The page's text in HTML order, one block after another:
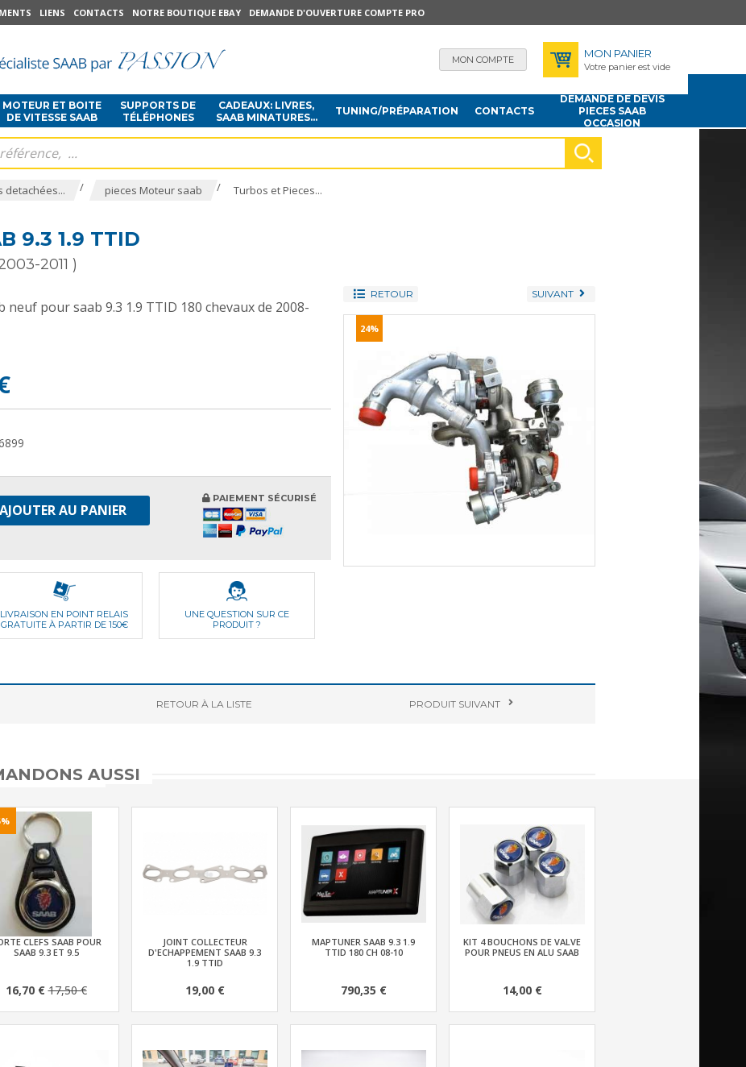
LIENS CONTACTS NOTRE BOUTIQUE EBAY DEMANDE D'OUVERTURE COMPTE PRO
MON COMPTE MON PANIER
Votre panier est vide
MOTEUR ET BOITE
DE VITESSE SAAB
SUPPORTS DE
TÉLÉPHONES
CADEAUX: LIVRES,
SAAB MINATURES...
TUNING/PRÉPARATION CONTACTS
DEMANDE DE DEVIS
PIECES SAAB
OCCASION
detachées... / pieces Moteur saab / Turbos et Pieces...
9.3 1.9 TTID
2011 )
RETOUR SUIVANT
24%
pour saab 9.3 1.9 TTID 180 chevaux de 2008-
AJOUTER AU PANIER
PAIEMENT SÉCURISÉ
LIVRAISON EN POINT RELAIS
GRATUITE À PARTIR DE 150€
UNE QUESTION SUR CE
PRODUIT ?
RETOUR À LA LISTE PRODUIT SUIVANT
AUSSI
CLEFS SAAB POUR
SAAB 9.3 ET 9.5
16,70 €17,50 €
JOINT COLLECTEUR
D'ECHAPPEMENT SAAB 9.3
1.9 TTID
19,00 €
MAPTUNER SAAB 9.3 1.9
TTID 180 CH 08-10
790,35 €
KIT 4 BOUCHONS DE VALVE
POUR PNEUS EN ALU SAAB
14,00 €